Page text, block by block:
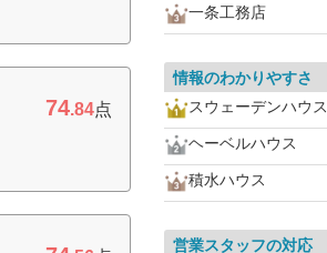
74.84点
一条工務店
情報のわかりやすさ
スウェーデンハウス
ヘーベルハウス
積水ハウス
営業スタッフの対応